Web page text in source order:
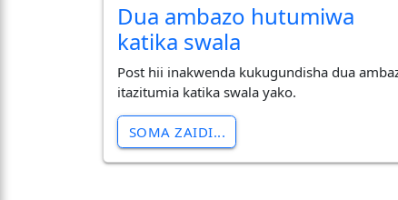
Dua ambazo hutumiwa
katika swala
Post hii inakwenda kukugundisha dua
itazitumia katika swala yako.
SOMA ZAIDI...